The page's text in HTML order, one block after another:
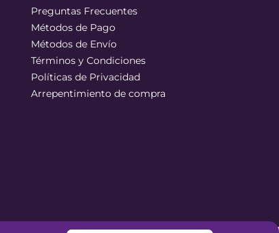
Preguntas Frecuentes
Métodos de Pago
Métodos de Envío
Términos y Condiciones
Políticas de Privacidad
Arrepentimiento de compra